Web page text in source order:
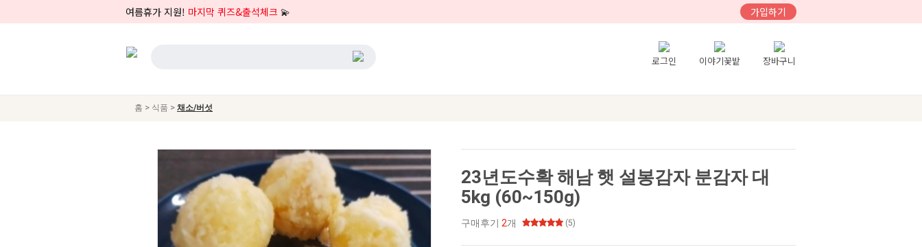
여름휴가 지원! 마지막 퀴즈&출석체크 💫 가입하기
로그인 이야기꽃밭 장바구니
홈 > 식품 > 채소/버섯
23년도수확 해남 햇 설봉감자 분감자 대
5kg (60~150g)
구매후기 2개 (5)